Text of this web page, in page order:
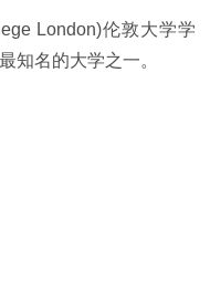
London)伦敦大学学
知名的大学之一。